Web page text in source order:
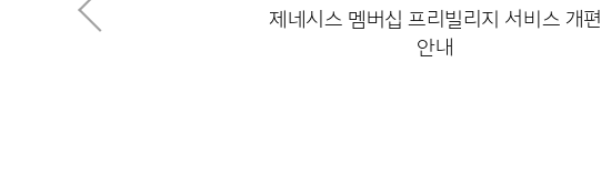
제네시스 멤버십 프리빌리지 서비스 개편
안내